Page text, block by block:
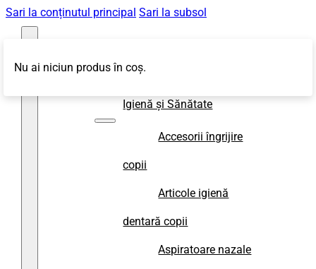
Sari la conținutul principal Sari la subsol
Igienă și Sănătate
Accesorii îngrijire
copii
Articole igienă
dentară copii
Aspiratoare nazale
Nu ai niciun produs în coș.